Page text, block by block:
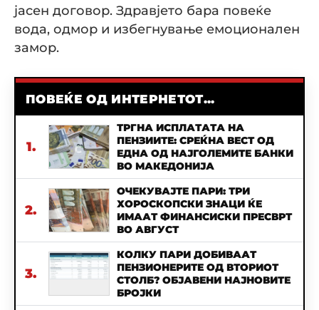
јасен договор. Здравјето бара повеќе
вода, одмор и избегнување емоционален
замор.
ПОВЕЌЕ ОД ИНТЕРНЕТОТ...
1.
ТРГНА ИСПЛАТАТА НА
ПЕНЗИИТЕ: СРЕЌНА ВЕСТ ОД
ЕДНА ОД НАЈГОЛЕМИТЕ БАНКИ
ВО МАКЕДОНИЈА
2.
ОЧЕКУВАЈТЕ ПАРИ: ТРИ
ХОРОСКОПСКИ ЗНАЦИ ЌЕ
ИМААТ ФИНАНСИСКИ ПРЕСВРТ
ВО АВГУСТ
3.
КОЛКУ ПАРИ ДОБИВААТ
ПЕНЗИОНЕРИТЕ ОД ВТОРИОТ
СТОЛБ? ОБЈАВЕНИ НАЈНОВИТЕ
БРОЈКИ